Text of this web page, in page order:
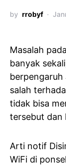
by rrobyf
Masalah
banyak
salah
tidak bisa
tersebut dan
Arti notif
WiFi di